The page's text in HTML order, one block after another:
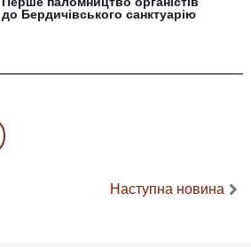
до Бердичівського санктуарію
Наступна новина